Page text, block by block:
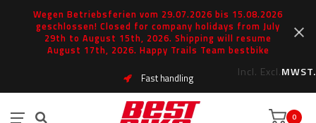
Wegen Betriebsferien vom 29.07.2026 bis 15.08.2026
geschlossen! Closed for company holidays from July
29th to August 15th, 2026. Shipping will resume
August 17th, 2026. Happy Trails Team bestbike
Incl. Excl.MWST.
Fast handling
0